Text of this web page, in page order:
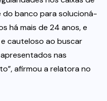
banco para solucioná-
há mais de 24 anos, e
cauteloso ao buscar
nas
afirmou a relatora no